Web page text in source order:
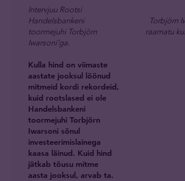
Intervjuu Rootsi
Handelsbankeni
toormejuhi Torbjörn
Iwarsoni’ga.
Kulla hind on viimaste
aastate jooksul löönud
mitmeid kordi rekordeid,
kuid rootslased ei ole
Handelsbankeni
toormejuhi Torbjörn
Iwarsoni sõnul
investeerimislainega
kaasa läinud. Kuid hind
jätkab tõusu mitme
aasta jooksul, arvab ta.
Torbjörn
raamatu